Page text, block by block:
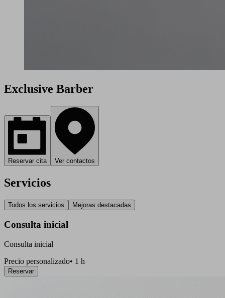
Exclusive Barber
Reservar cita Ver contactos
Servicios
Todos los servicios Mejoras destacadas
Consulta inicial
Consulta inicial
Precio personalizado• 1 h
Reservar